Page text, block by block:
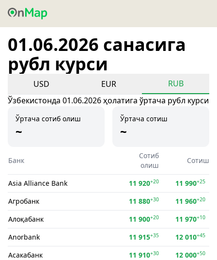
01.06.2026 санасига
рубл курси
USD EUR
RUB
Ўзбекистонда 01.06.2026 ҳолатига ўртача рубл курси
Ўртача сотиб олиш
~
Ўртача сотиш
~
Банк
Сотиб
олиш
Сотиш
Asia Alliance Bank 11 920+20 11 990+25
Агробанк 11 880+30 11 960+20
Алоқабанк 11 900+20 11 970+10
Anorbank 11 915+35 12 010+45
Асакабанк 11 910+30 12 000+50